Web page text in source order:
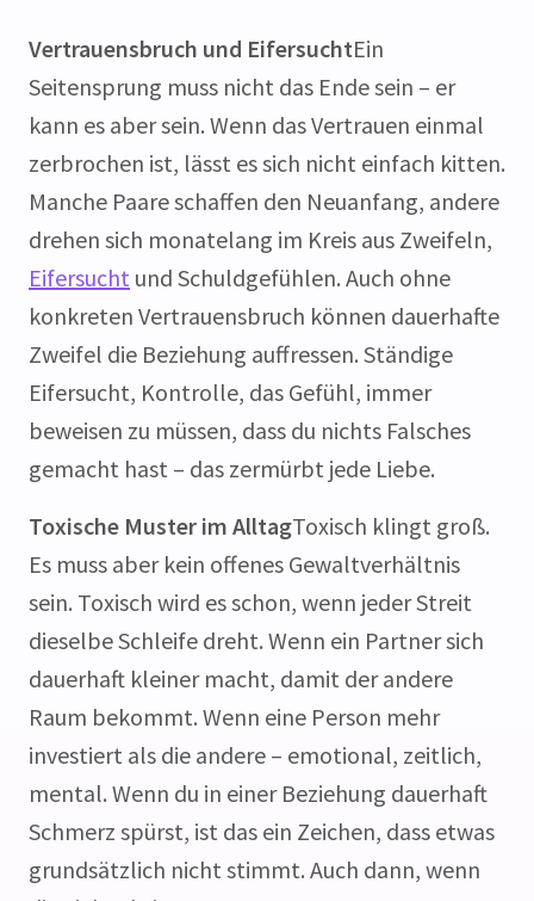
Vertrauensbruch und EifersuchtEin
Seitensprung muss nicht das Ende sein – er
kann es aber sein. Wenn das Vertrauen einmal
zerbrochen ist, lässt es sich nicht einfach kitten.
Manche Paare schaffen den Neuanfang, andere
drehen sich monatelang im Kreis aus Zweifeln,
Eifersucht und Schuldgefühlen. Auch ohne
konkreten Vertrauensbruch können dauerhafte
Zweifel die Beziehung auffressen. Ständige
Eifersucht, Kontrolle, das Gefühl, immer
beweisen zu müssen, dass du nichts Falsches
gemacht hast – das zermürbt jede Liebe.
Toxische Muster im AlltagToxisch klingt groß.
Es muss aber kein offenes Gewaltverhältnis
sein. Toxisch wird es schon, wenn jeder Streit
dieselbe Schleife dreht. Wenn ein Partner sich
dauerhaft kleiner macht, damit der andere
Raum bekommt. Wenn eine Person mehr
investiert als die andere – emotional, zeitlich,
mental. Wenn du in einer Beziehung dauerhaft
Schmerz spürst, ist das ein Zeichen, dass etwas
grundsätzlich nicht stimmt. Auch dann, wenn